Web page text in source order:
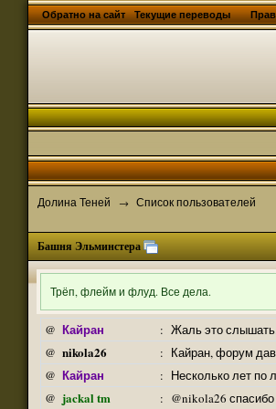
Обратно на сайт Текущие переводы
Долина Теней → Список пользователей
Башня Эльминстера
Трёп, флейм и флуд. Все дела.
@ Кайран : Жаль это
@ nikola26 : Кайран, форум
@ Кайран : Несколько лет по
@ jackal tm : @nikola26 спасибо